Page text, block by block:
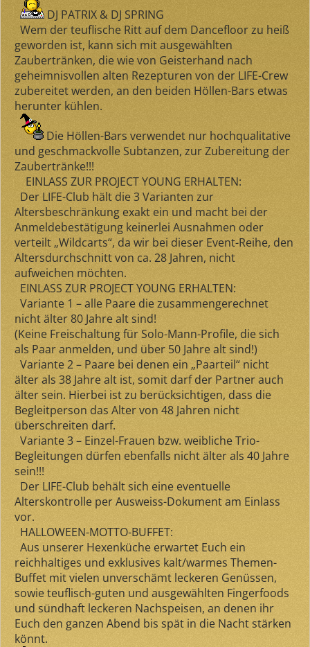
DJ PATRIX & DJ SPRING
Wem der teuflische Ritt auf dem Dancefloor zu heiß
geworden ist, kann sich mit ausgewählten
Zaubertränken, die wie von Geisterhand nach
geheimnisvollen alten Rezepturen von der LIFE-Crew
zubereitet werden, an den beiden Höllen-Bars etwas
herunter kühlen.
Die Höllen-Bars verwendet nur hochqualitative
und geschmackvolle Subtanzen, zur Zubereitung der
Zaubertränke!!!
EINLASS ZUR PROJECT YOUNG ERHALTEN:
Der LIFE-Club hält die3 Varianten zur
Altersbeschränkung exakt ein und macht bei der
Anmeldebestätigung keinerlei Ausnahmen oder
verteilt „Wildcarts“, da wir bei dieser Event-Reihe, den
Altersdurchschnitt von ca. 28 Jahren, nicht
aufweichen möchten.
EINLASS ZUR PROJECT YOUNG ERHALTEN:
Variante 1 – alle Paare die zusammengerechnet
nicht älter 80 Jahre alt sind!
(Keine Freischaltung für Solo-Mann-Profile, die sich
als Paar anmelden, und über 50 Jahre alt sind!)
Variante 2– Paare bei denen ein „Paarteil“ nicht
älter als 38 Jahre alt ist, somit darf der Partner auch
älter sein. Hierbei ist zu berücksichtigen, dass die
Begleitperson das Alter von 48 Jahren nicht
überschreiten darf.
Variante 3– Einzel-Frauen bzw. weibliche Trio-
Begleitungen dürfen ebenfalls nicht älter als 40 Jahre
sein!!!
Der LIFE-Club behält sich eine eventuelle
Alterskontrolle per Ausweiss-Dokument am Einlass
vor.
HALLOWEEN-MOTTO-BUFFET:
Aus unserer Hexenküche erwartet Euch ein
reichhaltiges und exklusives kalt/warmes Themen-
Buffet mit vielen unverschämt leckeren Genüssen,
sowie teuflisch-guten und ausgewählten Fingerfoods
und sündhaft leckeren Nachspeisen, an denen ihr
Euch den ganzen Abend bis spät in die Nacht stärken
könnt.